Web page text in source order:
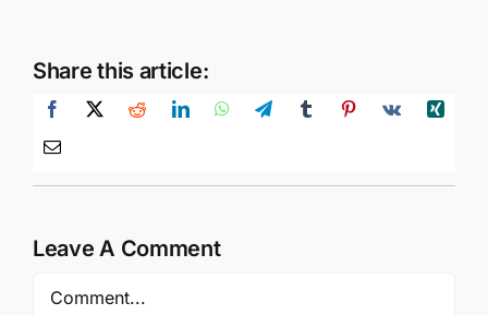
Share this article:
Leave A Comment